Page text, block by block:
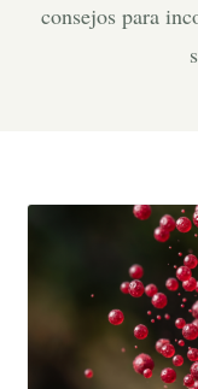
consejos para